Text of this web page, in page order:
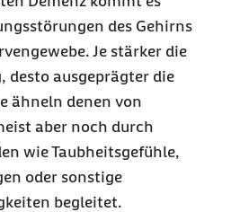
des Gehirns
Je stärker die
desto ausgeprägter die
ähneln denen von
aber noch durch
wie Taubheitsgefühle,
oder sonstige
begleitet.